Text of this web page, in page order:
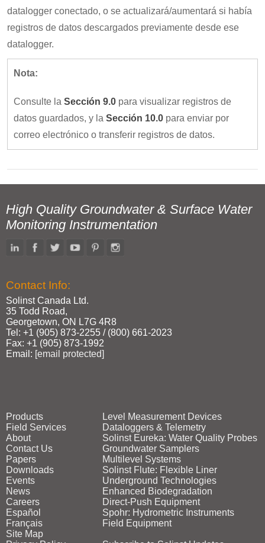
datalogger conectado, o se actualizará/aumentará si había
registros de datos descargados previamente desde ese
datalogger.
Nota:
Consulte la Sección 9.0 para visualizar registros de
datos guardados, y la Sección 10.0 para enviar por
correo electrónico o transferir registros de datos.
High Quality Groundwater & Surface Water
Monitoring Instrumentation
Contact Info:
Solinst Canada Ltd.
35 Todd Road,
Georgetown, ON L7G 4R8
Tel: +1 (905) 873‑2255 / (800) 661‑2023
Fax: +1 (905) 873‑1992
Email: [email protected]
Products
Field Services
About
Contact Us
Papers
Downloads
Events
News
Careers
Español
Français
Site Map
Level Measurement Devices
Dataloggers & Telemetry
Solinst Eureka: Water Quality Probes
Groundwater Samplers
Multilevel Systems
Solinst Flute: Flexible Liner
Underground Technologies
Enhanced Biodegradation
Direct‑Push Equipment
Spohr: Hydrometric Instruments
Field Equipment